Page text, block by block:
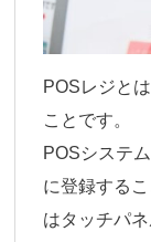
POSレジと
ことです。
POSシステ
に登録する
はタッチパ